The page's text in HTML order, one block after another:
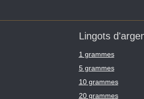
Lingots
1 grammes
5 grammes
10 grammes
20 grammes